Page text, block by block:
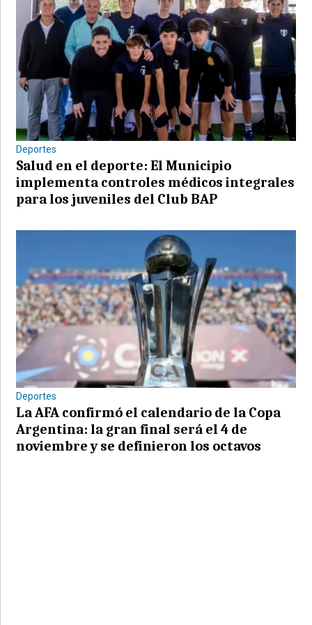
Deportes
Salud en el deporte: El Municipio
implementa controles médicos integrales
para los juveniles del Club BAP
Deportes
La AFA confirmó el calendario de la Copa
Argentina: la gran final será el 4 de
noviembre y se definieron los octavos